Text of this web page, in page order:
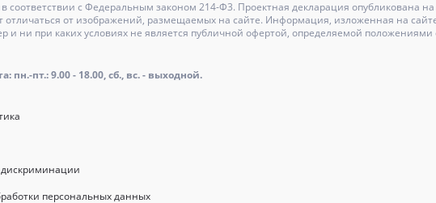
соответствии с Федеральным законом 214-Ф3. Проектная декларация опубликована на
от изображений, размещаемых на сайте. Информация, изложенная на
и ни при каких условиях не является публичной офертой, определяемой положениями
пн.-пт.: 9.00 - 18.00, сб., вс. - выходной.
персональных данных